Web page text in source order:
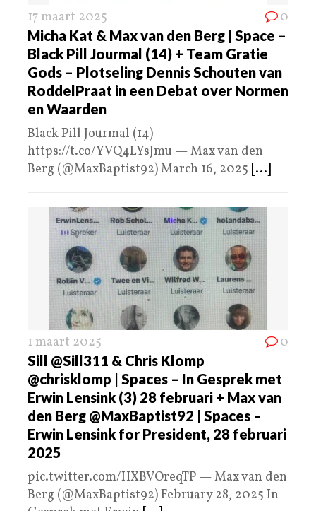
17 maart 2025 0
Micha Kat & Max van den Berg | Space –
Black Pill Jourmal (14) + Team Gratie
Gods – Plotseling Dennis Schouten van
RoddelPraat in een Debat over Normen
en Waarden
Black Pill Jourmal (14)
https://t.co/YVQ4LYsJmu — Max van den
Berg (@MaxBaptist92) March 16, 2025 [...]
1 maart 2025 0
Sill @Sill311 & Chris Klomp
@chrisklomp | Spaces – In Gesprek met
Erwin Lensink (3) 28 februari + Max van
den Berg @MaxBaptist92 | Spaces –
Erwin Lensink for President, 28 februari
2025
pic.twitter.com/HXBVOreqTP — Max van den
Berg (@MaxBaptist92) February 28, 2025 In